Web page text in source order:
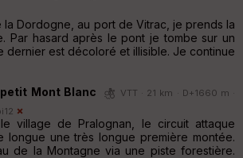
la Dordogne, au port de Vitrac, je prends la
Par hasard après le pont je tombe sur un
dernier est décoloré et illisible. Je continue
Mont Blanc
VTT · 21 km · D+1660 m ·
village de Pralognan, le circuit attaque
longue une très longue première montée.
de la Montagne via une piste forestière.